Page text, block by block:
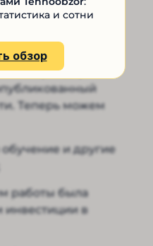
трейдера
Теперь можем
и другие
работы была
инвестиции в
и сотни
обзор